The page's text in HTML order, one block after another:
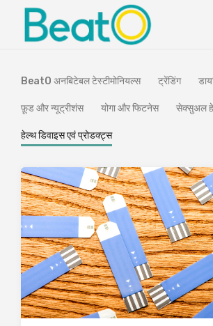
BeatO अनबिटेबल टेस्टीमोनियल्स ट्रेंडिंग
फ़ूड और न्यूट्रीशंस योगा और फिटनेस सेक्सुअल
हेल्थ डिवाइस एवं प्रोडक्ट्स